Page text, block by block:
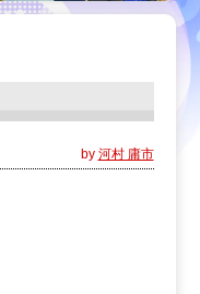
by 河村 庸市